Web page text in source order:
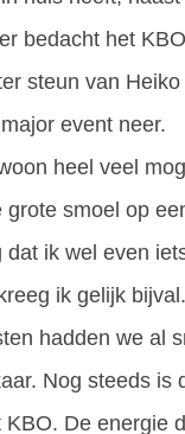
bedacht het
steun van
event neer.
heel veel
grote smoel op
dat ik wel even
ik gelijk bijval.
hadden we al
Nog steeds is
De energie